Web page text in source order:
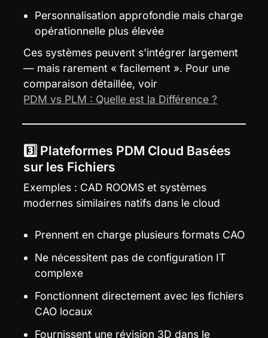
Personnalisation approfondie mais charge
opérationnelle plus élevée
Ces systèmes peuvent s'intégrer largement
— mais rarement « facilement ». Pour une
comparaison détaillée, voir
PDM vs PLM : Quelle est la Différence ?
3️⃣ Plateformes PDM Cloud Basées
sur les Fichiers
Exemples : CAD ROOMS et systèmes
modernes similaires natifs dans le cloud
Prennent en charge plusieurs formats CAO
Ne nécessitent pas de configuration IT
complexe
Fonctionnent directement avec les fichiers
CAO locaux
Fournissent une révision 3D dans le